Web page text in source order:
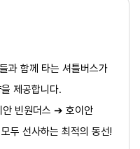
과 함께 타는 셔틀버스가
제공합니다.
빈원더스 ➔ 호이안
두 선사하는 최적의 동선!